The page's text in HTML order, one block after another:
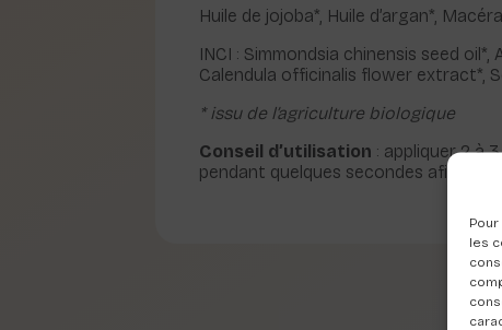
les
Huile de jojoba*, Huile d’argan*,
INCI : Simmondsia chinensis seed
Calendula officinalis flower extract*,
* issu de l’agriculture biologique
Conseil d’utilisation : appliquer 2 à
pendant quelques secondes afin de